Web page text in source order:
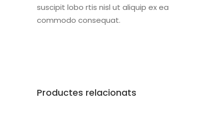
suscipit lobo rtis nisl ut aliquip ex ea
commodo consequat.
Productes relacionats